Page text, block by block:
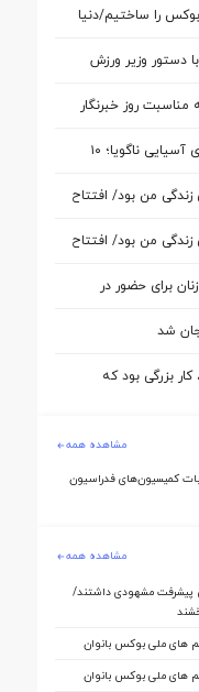
را ساختیم/دنیا
دستور وزیر ورزش
روز خبرنگار
آغاز اردوی تیم ملی بوکس برای بازی‌های آسیایی ناگویا؛ ۱۰
زندگی من بود/ افتتاح
زندگی من بود/ افتتاح
برای حضور در
شد
بزرگی بود که
مشاهده همه
کمیسیون‌های فدراسیون
مشاهده همه
پیشرفت مشهودی داشتند/
های ملی بوکس بانوان
های ملی بوکس بانوان